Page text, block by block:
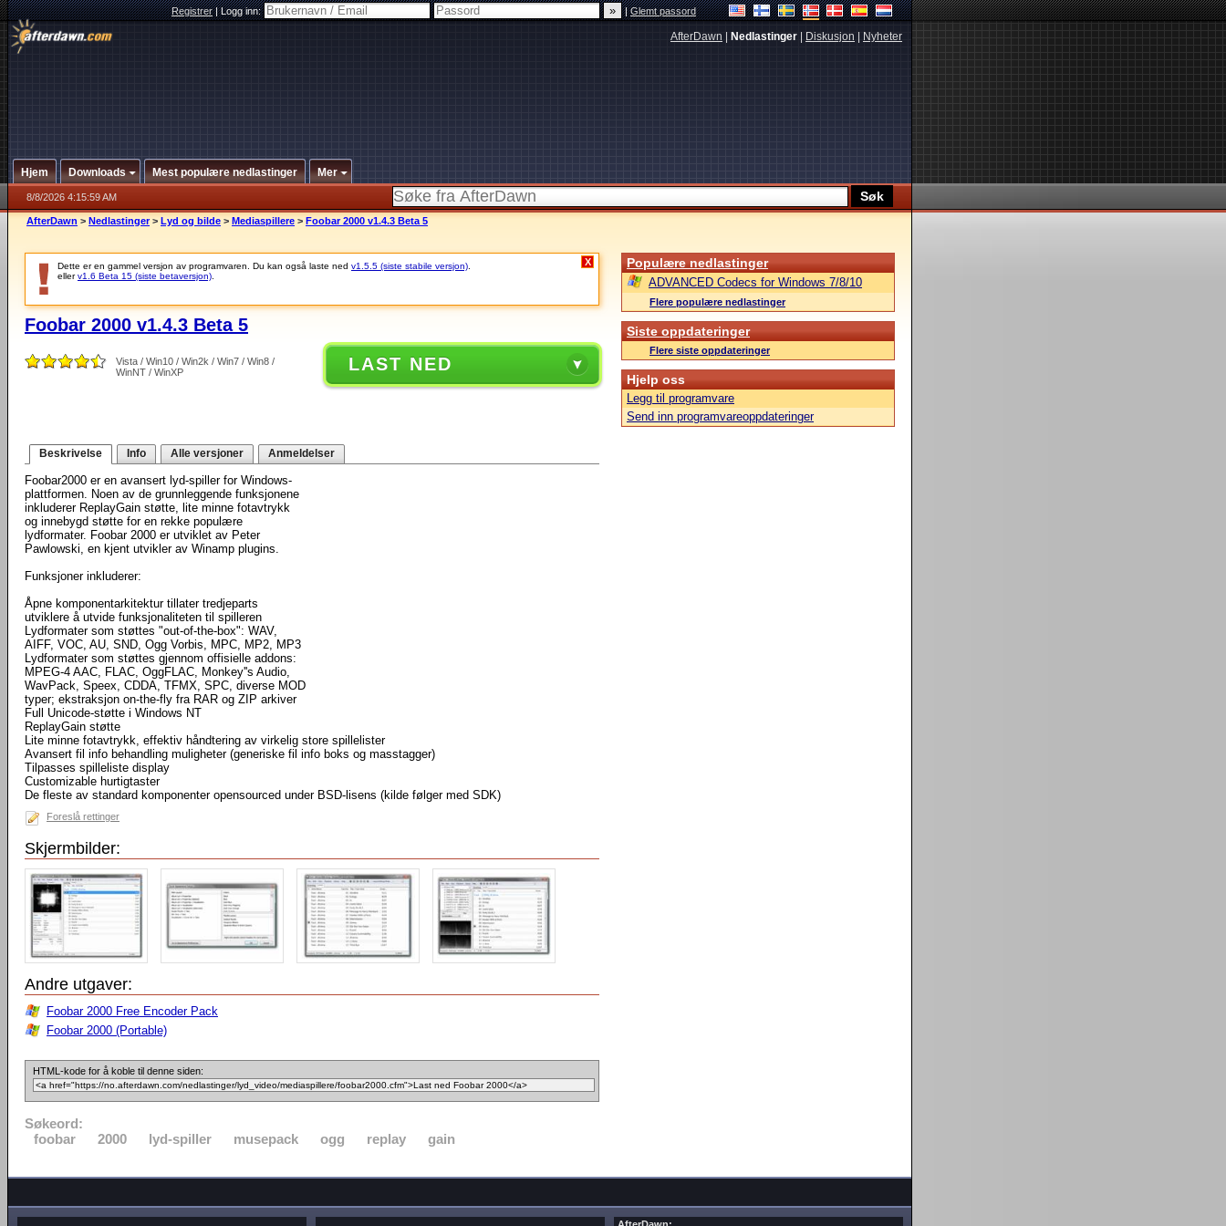
Registrer|Logg inn: |Glemt passord
AfterDawn Nedlastinger Diskusjon Nyheter
Hjem Downloads Mest populære nedlastinger Mer
8/8/2026 4:15:59 AM
AfterDawn > Nedlastinger > Lyd og bilde > Mediaspillere > Foobar 2000 v1.4.3 Beta 5
Dette er en gammel versjon av programvaren. Du kan også laste ned v1.5.5 (siste stabile versjon)
ellerv1.6 Beta 15 (siste betaversjon)
X
Foobar 2000 v1.4.3 Beta 5
Vista / Win10 / Win2k / Win7 / Win8 /
WinNT / WinXP
LAST NED
Beskrivelse Info Alle versjoner Anmeldelser
Foobar2000 er en avansert lyd-spiller for Windows-
plattformen. Noen av de grunnleggende funksjonene
inkluderer ReplayGain støtte, lite minne fotavtrykk
og innebygd støtte for en rekke populære
lydformater. Foobar 2000 er utviklet av Peter
Pawlowski, en kjent utvikler av Winamp plugins.
Funksjoner inkluderer:
Åpne komponentarkitektur tillater tredjeparts
utviklere å utvide funksjonaliteten til spilleren
Lydformater som støttes "out-of-the-box": WAV,
AIFF, VOC, AU, SND, Ogg Vorbis, MPC, MP2, MP3
Lydformater som støttes gjennom offisielle addons:
MPEG-4 AAC, FLAC, OggFLAC, Monkey''s Audio,
WavPack, Speex, CDDA, TFMX, SPC, diverse MOD
typer; ekstraksjon on-the-fly fra RAR og ZIP arkiver
Full Unicode-støtte i Windows NT
ReplayGain støtte
Lite minne fotavtrykk, effektiv håndtering av virkelig store spillelister
Avansert fil info behandling muligheter (generiske fil info boks og masstagger)
Tilpasses spilleliste display
Customizable hurtigtaster
De fleste av standard komponenter opensourced under BSD-lisens (kilde følger med SDK)
Foreslå rettinger
Skjermbilder:
Andre utgaver:
Foobar 2000 Free Encoder Pack
Foobar 2000 (Portable)
HTML-kode for å koble til denne siden:
Søkeord:
foobar
2000 lyd-spiller musepack ogg replay gain
Populære nedlastinger
ADVANCED Codecs for Windows 7/8/10
Flere populære nedlastinger
Siste oppdateringer
Flere siste oppdateringer
Hjelp oss
Legg til programvare
Send inn programvareoppdateringer